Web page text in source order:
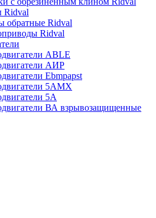
Ridval
обратные Ridval
Ridval
ABLE
АИР
Ebmpapst
5АМХ
5А
ВА взрывозащищенные